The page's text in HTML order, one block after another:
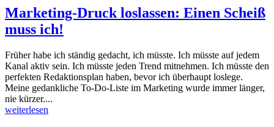
Marketing-Druck loslassen: Einen Scheiß
muss ich!
Früher habe ich ständig gedacht, ich müsste. Ich müsste auf jedem
Kanal aktiv sein. Ich müsste jeden Trend mitnehmen. Ich müsste den
perfekten Redaktionsplan haben, bevor ich überhaupt loslege.
Meine gedankliche To-Do-Liste im Marketing wurde immer länger,
nie kürzer....
weiterlesen